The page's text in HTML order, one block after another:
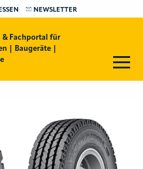
NEWSLETTER
& Fachportal für
| Baugeräte |